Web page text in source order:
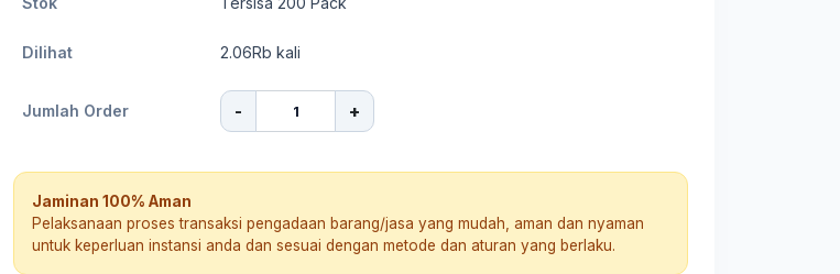
Dilihat 2.06Rb kali
Jumlah Order - +
Jaminan 100% Aman
Pelaksanaan proses transaksi pengadaan barang/jasa yang mudah, aman dan nyaman
untuk keperluan instansi anda dan sesuai dengan metode dan aturan yang berlaku.